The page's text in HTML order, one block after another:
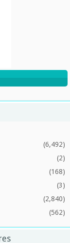
(6,492)
(2)
(168)
(3)
(2,840)
(562)